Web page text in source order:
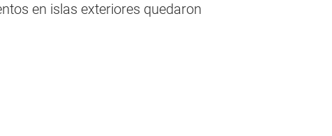
en islas exteriores quedaron